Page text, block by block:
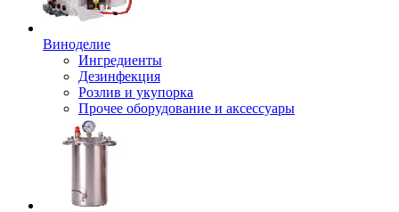
Виноделие
Ингредиенты
Дезинфекция
Розлив и укупорка
Прочее оборудование и аксессуары